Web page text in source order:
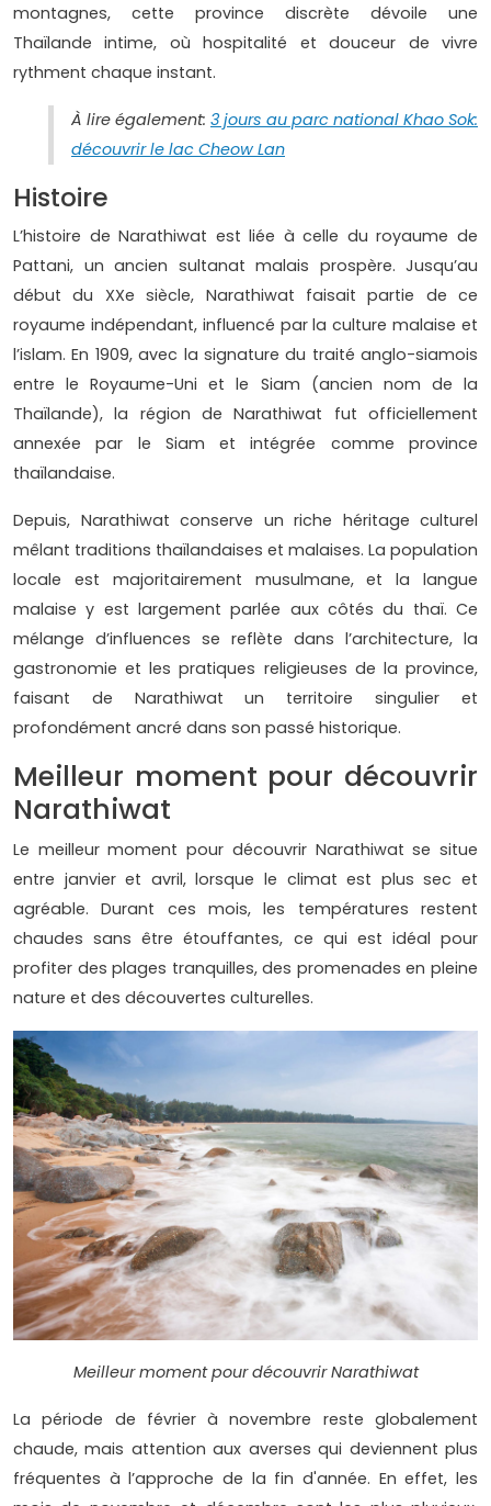
montagnes, cette province discrète dévoile une
Thaïlande intime, où hospitalité et douceur de vivre
rythment chaque instant.
À lire également: 3 jours au parc national Khao Sok:
découvrir le lac Cheow Lan
Histoire
L’histoire de Narathiwat est liée à celle du royaume de
Pattani, un ancien sultanat malais prospère. Jusqu’au
début du XXe siècle, Narathiwat faisait partie de ce
royaume indépendant, influencé par la culture malaise et
l’islam. En 1909, avec la signature du traité anglo-siamois
entre le Royaume-Uni et le Siam (ancien nom de la
Thaïlande), la région de Narathiwat fut officiellement
annexée par le Siam et intégrée comme province
thaïlandaise.
Depuis, Narathiwat conserve un riche héritage culturel
mêlant traditions thaïlandaises et malaises. La population
locale est majoritairement musulmane, et la langue
malaise y est largement parlée aux côtés du thaï. Ce
mélange d’influences se reflète dans l’architecture, la
gastronomie et les pratiques religieuses de la province,
faisant de Narathiwat un territoire singulier et
profondément ancré dans son passé historique.
Meilleur moment pour découvrir
Narathiwat
Le meilleur moment pour découvrir Narathiwat se situe
entre janvier et avril, lorsque le climat est plus sec et
agréable. Durant ces mois, les températures restent
chaudes sans être étouffantes, ce qui est idéal pour
profiter des plages tranquilles, des promenades en pleine
nature et des découvertes culturelles.
Meilleur moment pour découvrir Narathiwat
La période de février à novembre reste globalement
chaude, mais attention aux averses qui deviennent plus
fréquentes à l’approche de la fin d'année. En effet, les